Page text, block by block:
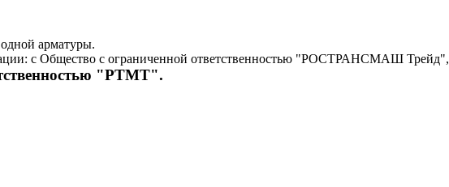
арматуры.
с Общество с ограниченной ответственностью "РОСТРАНСМАШ Трейд",
"РТМТ".